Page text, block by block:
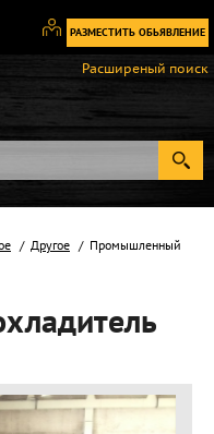
РАЗМЕСТИТЬ ОБЬЯВЛЕНИЕ
Вход
Регистрация
Расширеный поиск
Другое
Промышленный